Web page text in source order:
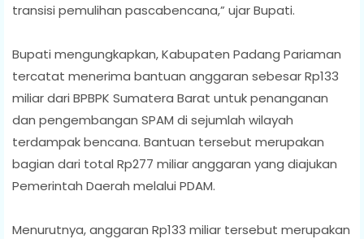
transisi pemulihan pascabencana,” ujar Bupati.
Bupati mengungkapkan, Kabupaten Padang Pariaman
tercatat menerima bantuan anggaran sebesar Rp133
miliar dari BPBPK Sumatera Barat untuk penanganan
dan pengembangan SPAM di sejumlah wilayah
terdampak bencana. Bantuan tersebut merupakan
bagian dari total Rp277 miliar anggaran yang diajukan
Pemerintah Daerah melalui PDAM.
Menurutnya, anggaran Rp133 miliar tersebut merupakan